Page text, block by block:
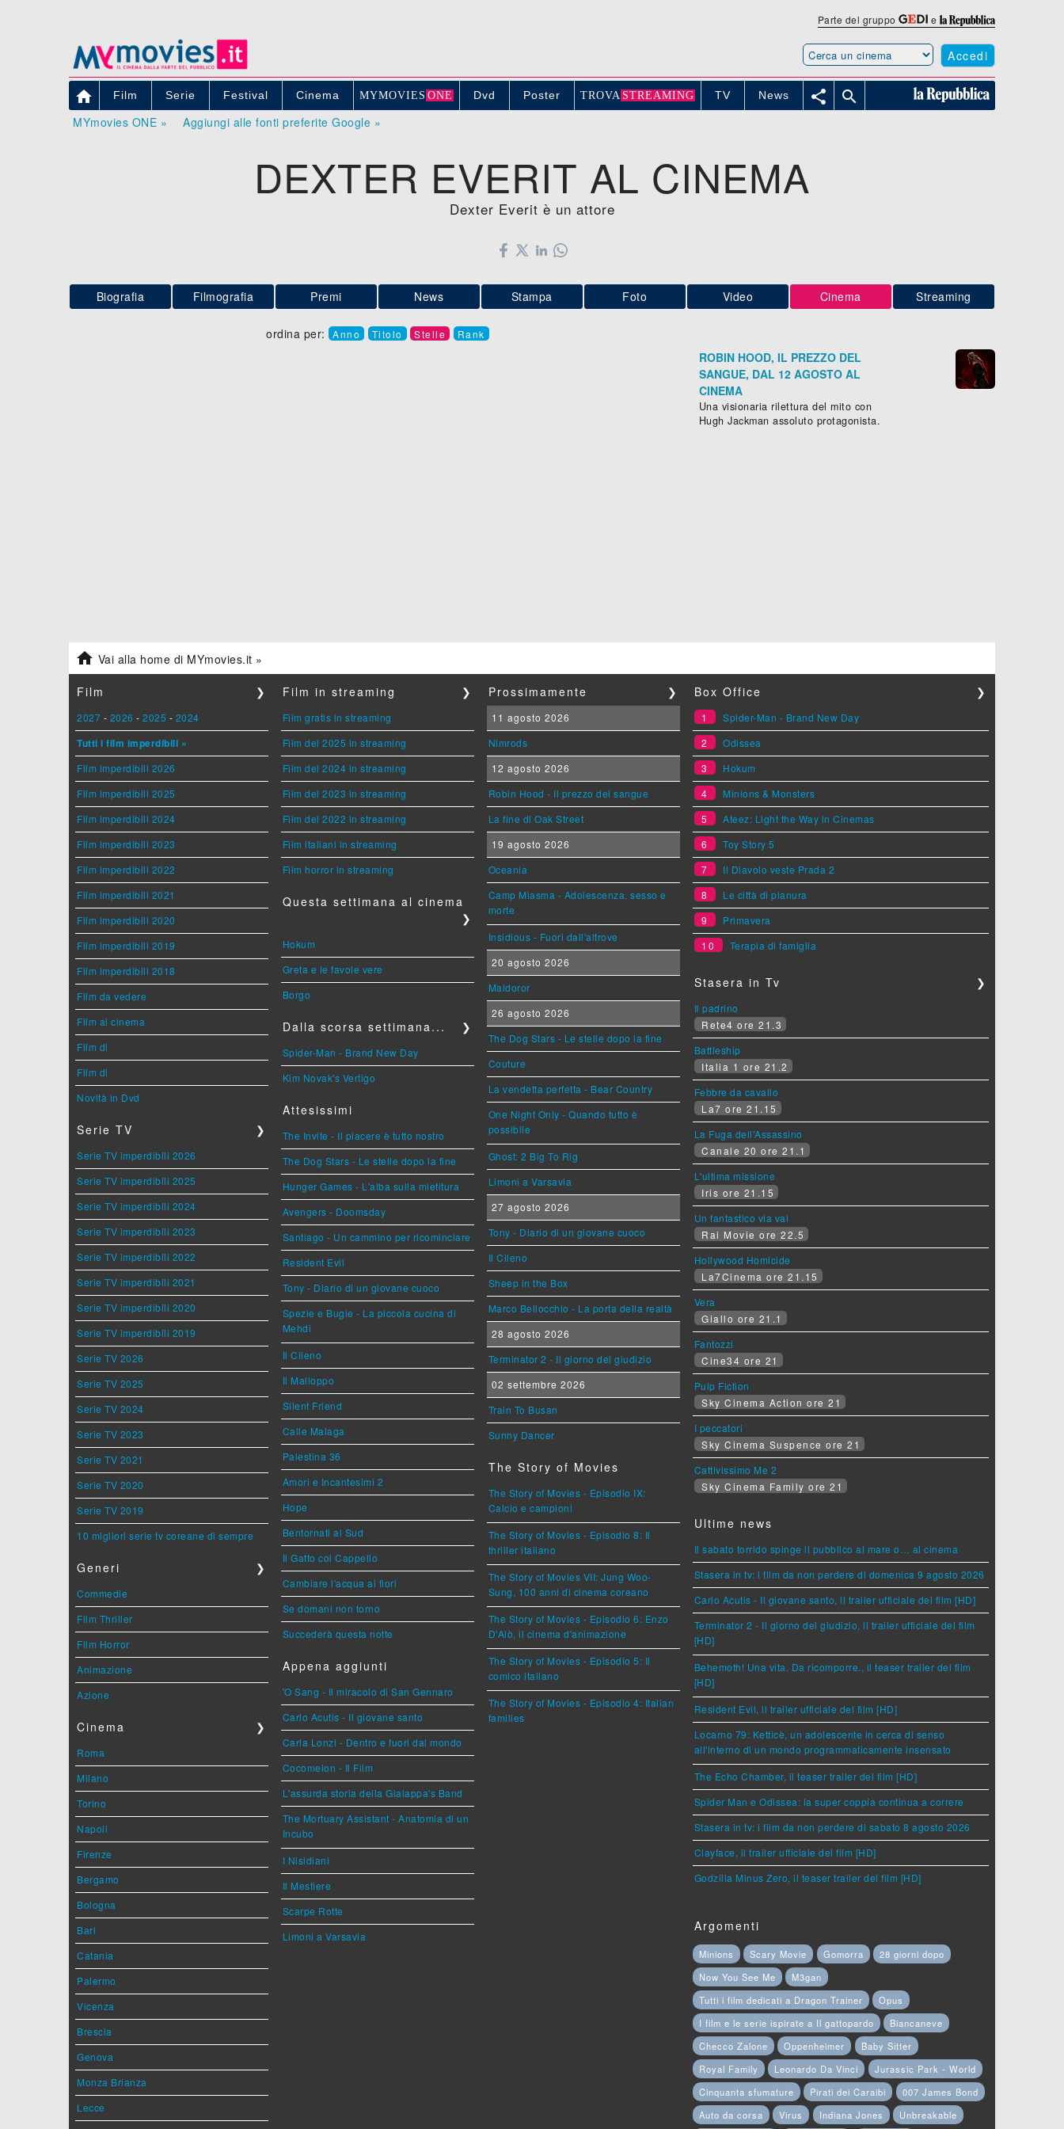
Parte del gruppo e
Accedi
 Film Serie Festival Cinema MYMOVIE S ONE Dvd Poster TROVA STREAMING TV News  
MYmovies ONE » Aggiungi alle fonti preferite Google »
DEXTER EVERIT AL CINEMA
Dexter Everit è un attore
Biografia Filmografia Premi News Stampa Foto Video Cinema Streaming
ordina per: Anno Titolo Stelle Rank
ROBIN HOOD, IL PREZZO DEL
SANGUE, DAL 12 AGOSTO AL
CINEMA
Una visionaria rilettura del mito con
Hugh Jackman assoluto protagonista.
 Vai alla home di MYmovies.it »
Film ❯
2027 - 2026 - 2025 - 2024
Tutti i film imperdibili »
Film imperdibili 2026
Film imperdibili 2025
Film imperdibili 2024
Film imperdibili 2023
Film imperdibili 2022
Film imperdibili 2021
Film imperdibili 2020
Film imperdibili 2019
Film imperdibili 2018
Film da vedere
Film al cinema
Film di
Film di
Novità in Dvd
Serie TV ❯
Serie TV imperdibili 2026
Serie TV imperdibili 2025
Serie TV imperdibili 2024
Serie TV imperdibili 2023
Serie TV imperdibili 2022
Serie TV imperdibili 2021
Serie TV imperdibili 2020
Serie TV imperdibili 2019
Serie TV 2026
Serie TV 2025
Serie TV 2024
Serie TV 2023
Serie TV 2021
Serie TV 2020
Serie TV 2019
10 migliori serie tv coreane di sempre
Generi ❯
Commedie
Film Thriller
Film Horror
Animazione
Azione
Cinema ❯
Roma
Milano
Torino
Napoli
Firenze
Bergamo
Bologna
Bari
Catania
Palermo
Vicenza
Brescia
Genova
Monza Brianza
Lecce
Film in streaming ❯
Film gratis in streaming
Film del 2025 in streaming
Film del 2024 in streaming
Film del 2023 in streaming
Film del 2022 in streaming
Film italiani in streaming
Film horror in streaming
Questa settimana al cinema
❯
Hokum
Greta e le favole vere
Borgo
Dalla scorsa settimana... ❯
Spider-Man - Brand New Day
Kim Novak's Vertigo
Attesissimi
The Invite - Il piacere è tutto nostro
The Dog Stars - Le stelle dopo la fine
Hunger Games - L'alba sulla mietitura
Avengers - Doomsday
Santiago - Un cammino per ricominciare
Resident Evil
Tony - Diario di un giovane cuoco
Spezie e Bugie - La piccola cucina di
Mehdi
Il Cileno
Il Malloppo
Silent Friend
Calle Malaga
Palestina 36
Amori e Incantesimi 2
Hope
Bentornati al Sud
Il Gatto col Cappello
Cambiare l'acqua ai fiori
Se domani non torno
Succederà questa notte
Appena aggiunti
'O Sang - Il miracolo di San Gennaro
Carlo Acutis - Il giovane santo
Carla Lonzi - Dentro e fuori dal mondo
Cocomelon - Il Film
L'assurda storia della Gialappa's Band
The Mortuary Assistant - Anatomia di un
Incubo
I Nisidiani
Il Mestiere
Scarpe Rotte
Limoni a Varsavia
Prossimamente ❯
11 agosto 2026
Nimrods
12 agosto 2026
Robin Hood - Il prezzo del sangue
La fine di Oak Street
19 agosto 2026
Oceania
Camp Miasma - Adolescenza, sesso e
morte
Insidious - Fuori dall'altrove
20 agosto 2026
Maldoror
26 agosto 2026
The Dog Stars - Le stelle dopo la fine
Couture
La vendetta perfetta - Bear Country
One Night Only - Quando tutto è
possibile
Ghost: 2 Big To Rig
Limoni a Varsavia
27 agosto 2026
Tony - Diario di un giovane cuoco
Il Cileno
Sheep in the Box
Marco Bellocchio - La porta della realtà
28 agosto 2026
Terminator 2 - Il giorno del giudizio
02 settembre 2026
Train To Busan
Sunny Dancer
The Story of Movies
The Story of Movies - Episodio IX:
Calcio e campioni
The Story of Movies - Episodio 8: Il
thriller italiano
The Story of Movies VII: Jung Woo-
Sung, 100 anni di cinema coreano
The Story of Movies - Episodio 6: Enzo
D'Alò, il cinema d'animazione
The Story of Movies - Episodio 5: Il
comico italiano
The Story of Movies - Episodio 4: Italian
families
Box Office ❯
1
Spider-Man - Brand New Day
2
Odissea
3
Hokum
4
Minions & Monsters
5
Ateez: Light the Way in Cinemas
6
Toy Story 5
7
Il Diavolo veste Prada 2
8
Le città di pianura
9
Primavera
10
Terapia di famiglia
Stasera in Tv ❯
Il padrino
Rete4 ore 21.3
Battleship
Italia 1 ore 21.2
Febbre da cavallo
La7 ore 21.15
La Fuga dell'Assassino
Canale 20 ore 21.1
L'ultima missione
Iris ore 21.15
Un fantastico via vai
Rai Movie ore 22.5
Hollywood Homicide
La7Cinema ore 21.15
Vera
Giallo ore 21.1
Fantozzi
Cine34 ore 21
Pulp Fiction
Sky Cinema Action ore 21
I peccatori
Sky Cinema Suspence ore 21
Cattivissimo Me 2
Sky Cinema Family ore 21
Ultime news
Il sabato torrido spinge il pubblico al mare o… al cinema
Stasera in tv: i film da non perdere di domenica 9 agosto 2026
Carlo Acutis - Il giovane santo, il trailer ufficiale del film [HD]
Terminator 2 - Il giorno del giudizio, il trailer ufficiale del film
[HD]
Behemoth! Una vita. Da ricomporre., il teaser trailer del film
[HD]
Resident Evil, il trailer ufficiale del film [HD]
Locarno 79: Ketticè, un adolescente in cerca di senso
all'interno di un mondo programmaticamente insensato
The Echo Chamber, il teaser trailer del film [HD]
Spider Man e Odissea: la super coppia continua a correre
Stasera in tv: i film da non perdere di sabato 8 agosto 2026
Clayface, il trailer ufficiale del film [HD]
Godzilla Minus Zero, il teaser trailer del film [HD]
Argomenti
Minions Scary Movie Gomorra
28 giorni dopo
Now You See Me
M3gan
Tutti i film dedicati a Dragon Trainer
Opus
I film e le serie ispirate a Il gattopardo
Biancaneve
Checco Zalone
Oppenheimer
Baby Sitter
Royal Family
Leonardo Da Vinci
Jurassic Park - World
Cinquanta sfumature
Pirati dei Caraibi
007 James Bond
Auto da corsa
Virus Indiana Jones Unbreakable